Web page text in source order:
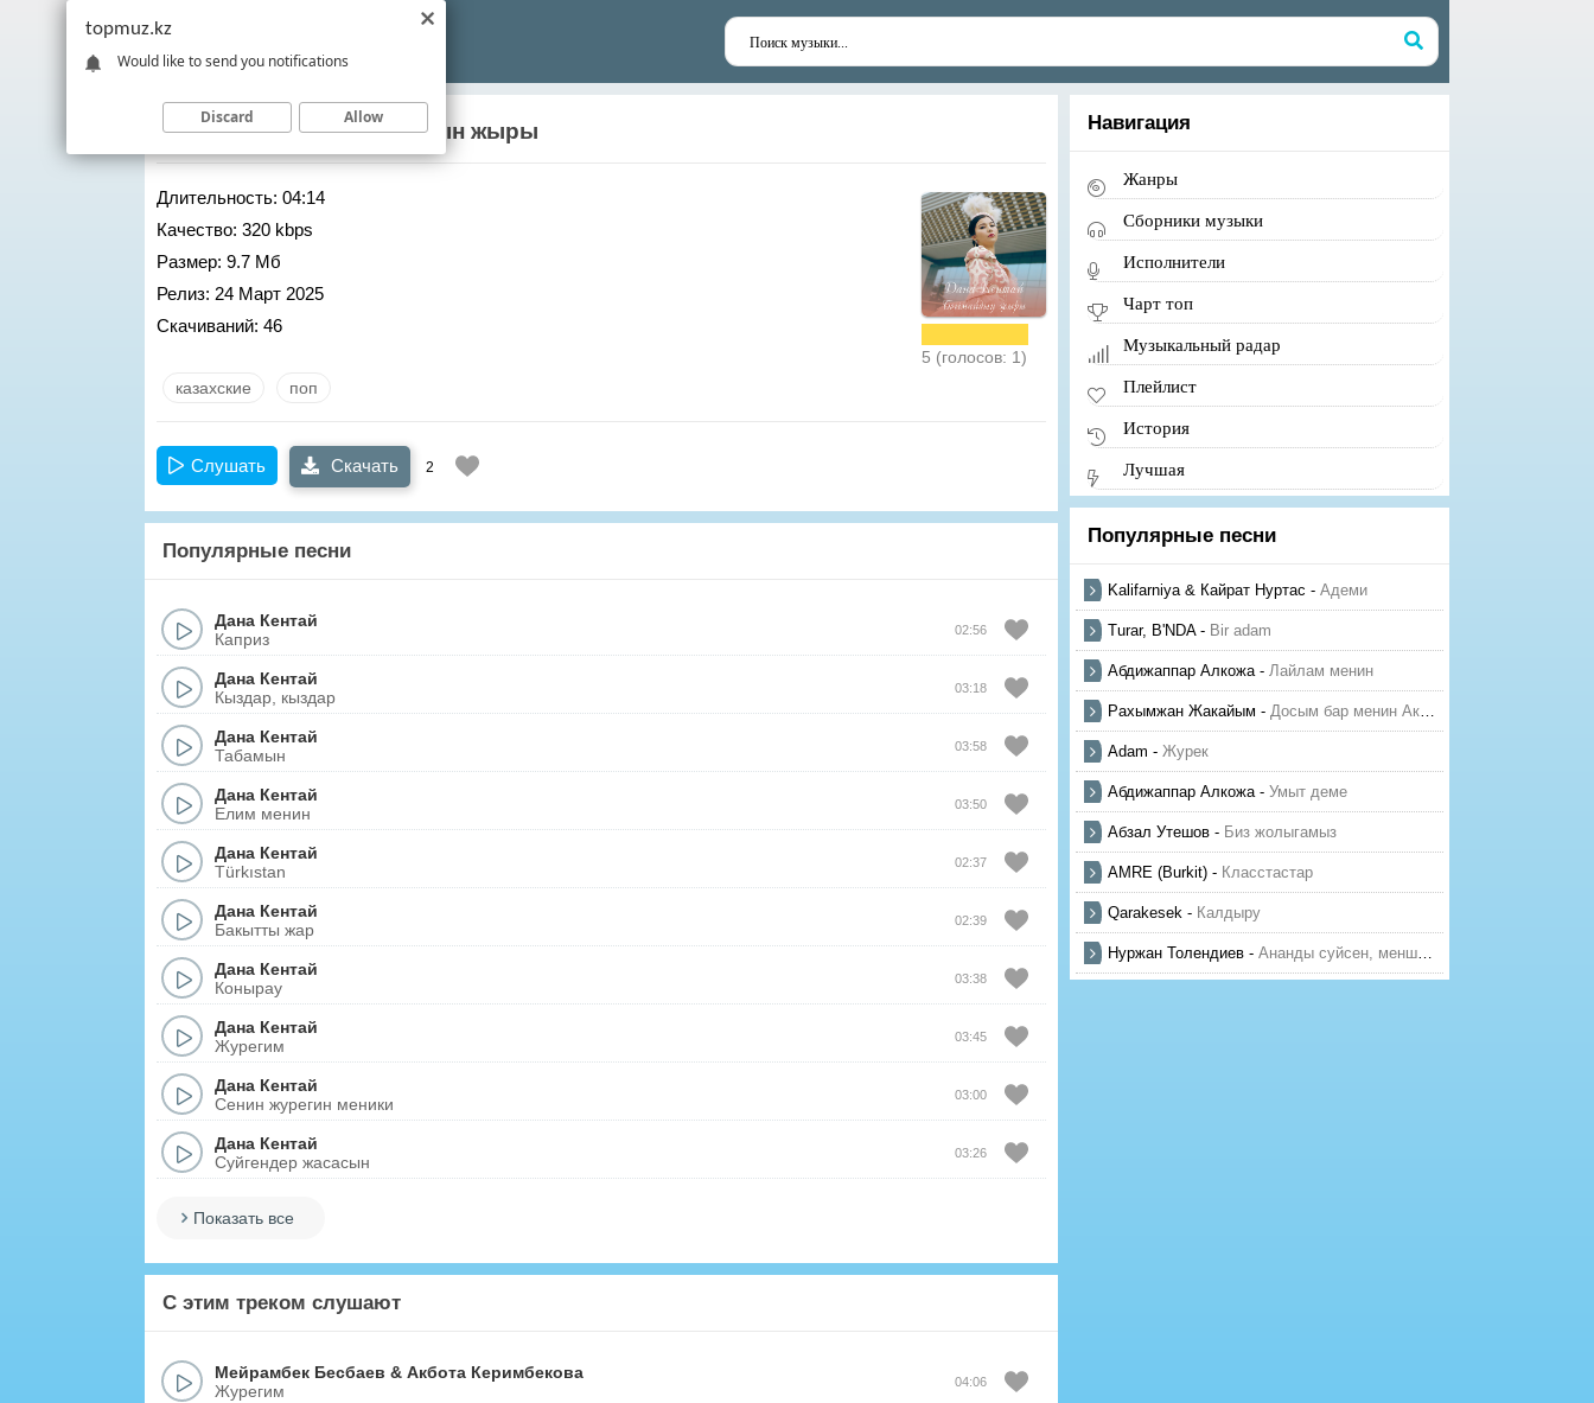
Дана Кентай – Бегимайдын жыры
Длительность: 04:14
Качество: 320 kbps
Размер: 9.7 Мб
Релиз: 24 Март 2025
Скачиваний: 46
5 (голосов: 1)
казахские поп
Слушать Скачать 2
Популярные песни
Дана Кентай
Каприз
02:56
Дана Кентай
Кыздар, кыздар
03:18
Дана Кентай
Табамын
03:58
Дана Кентай
Елим менин
03:50
Дана Кентай
Türkıstan
02:37
Дана Кентай
Бакытты жар
02:39
Дана Кентай
Конырау
03:38
Дана Кентай
Журегим
03:45
Дана Кентай
Сенин журегин меники
03:00
Дана Кентай
Суйгендер жасасын
03:26
Показать все
С этим треком слушают
Мейрамбек Бесбаев & Акбота Керимбекова
Журегим
04:06
Навигация
Жанры
Сборники музыки
Исполнители
Чарт топ
Музыкальный радар
Плейлист
История
Лучшая
Популярные песни
Kalifarniya & Кайрат Нуртас - Адеми
Turar, B'NDA- Bir adam
Абдижаппар Алкожа- Лайлам менин
Рахымжан Жакайым - Досым бар менин Актауда
Adam - Журек
Абдижаппар Алкожа- Умыт деме
Абзал Утешов - Биз жолыгамыз
AMRE (Burkit) - Класстастар
Qarakesek - Калдыру
Нуржан Толендиев - Ананды суйсен, менше суй
topmuz.kz
Would like to send you notifications
Discard Allow